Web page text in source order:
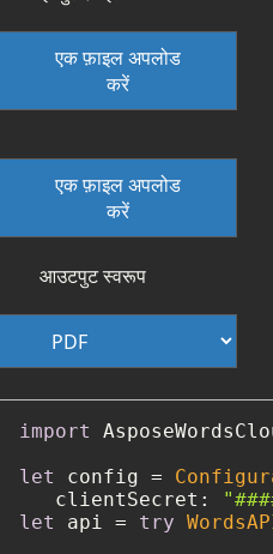
एक फ़ाइल अपलोड
करें
एक फ़ाइल अपलोड
करें
आउटपुट स्वरूप
import
let
config =
   clientSecret:
let
api = try